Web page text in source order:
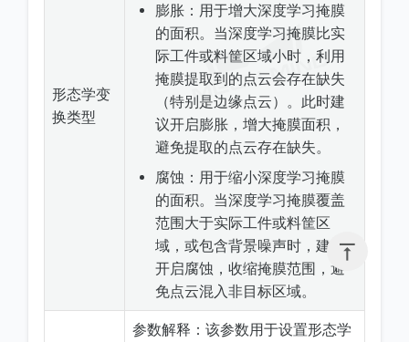

形态学变
换类型
膨胀：用于增大深度学习掩膜
的面积。当深度学习掩膜比实
际工件或料筐区域小时，利用
掩膜提取到的点云会存在缺失
（特别是边缘点云）。此时建
议开启膨胀，增大掩膜面积，
避免提取的点云存在缺失。
腐蚀：用于缩小深度学习掩膜
的面积。当深度学习掩膜覆盖
范围大于实际工件或料筐区
域，或包含背景噪声时，建议
开启腐蚀，收缩掩膜范围，避
免点云混入非目标区域。
参数解释：该参数用于设置形态学